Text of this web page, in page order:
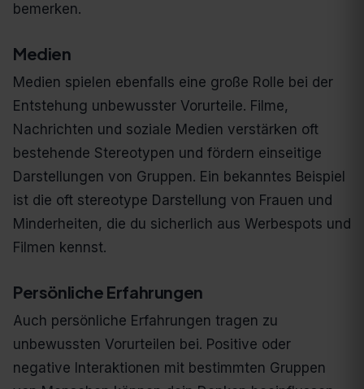
bemerken.
Medien
Medien spielen ebenfalls eine große Rolle bei der
Entstehung unbewusster Vorurteile. Filme,
Nachrichten und soziale Medien verstärken oft
bestehende Stereotypen und fördern einseitige
Darstellungen von Gruppen. Ein bekanntes Beispiel
ist die oft stereotype Darstellung von Frauen und
Minderheiten, die du sicherlich aus Werbespots und
Filmen kennst.
Persönliche Erfahrungen
Auch persönliche Erfahrungen tragen zu
unbewussten Vorurteilen bei. Positive oder
negative Interaktionen mit bestimmten Gruppen